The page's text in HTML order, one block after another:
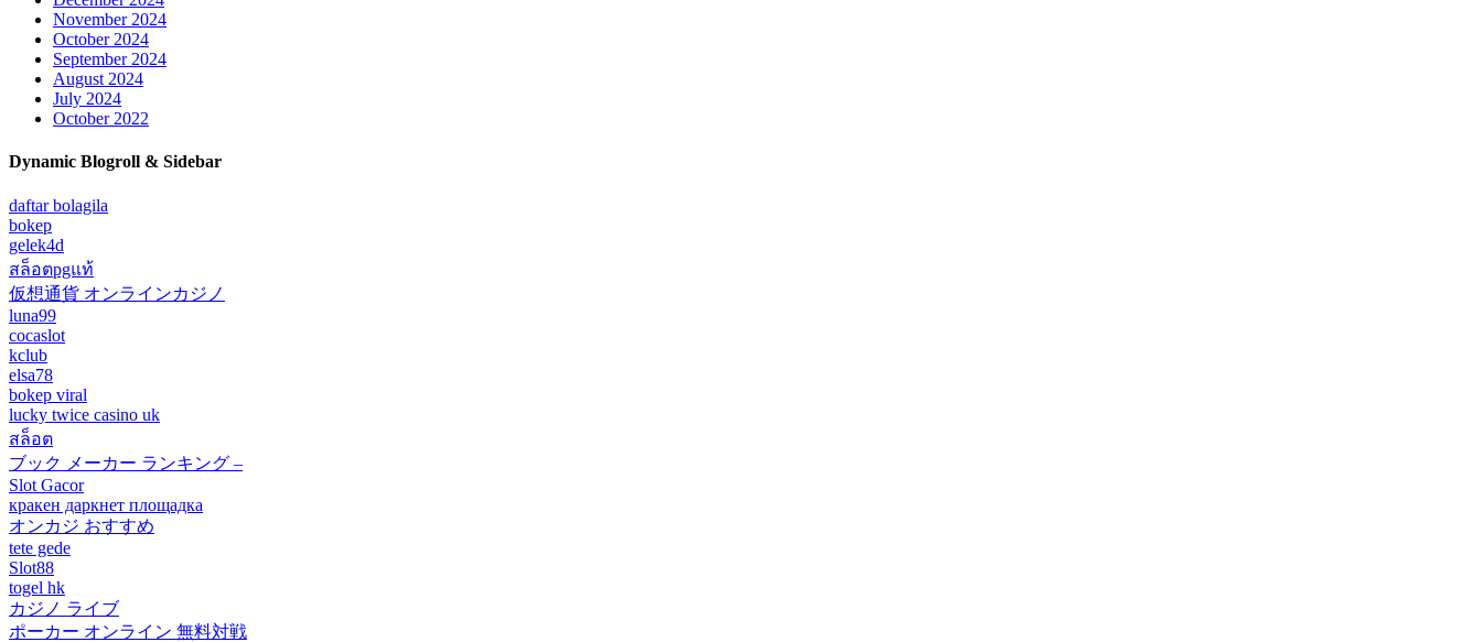
November 2024
October 2024
September 2024
August 2024
July 2024
October 2022
Dynamic Blogroll & Sidebar
daftar bolagila
bokep
gelek4d
สล็อตpgแท้
仮想通貨 オンラインカジノ
luna99
cocaslot
kclub
elsa78
bokep viral
lucky twice casino uk
สล็อต
ブック メーカー ランキング –
Slot Gacor
кракен даркнет площадка
オンカジ おすすめ
tete gede
Slot88
togel hk
カジノ ライブ
ポーカー オンライン 無料対戦